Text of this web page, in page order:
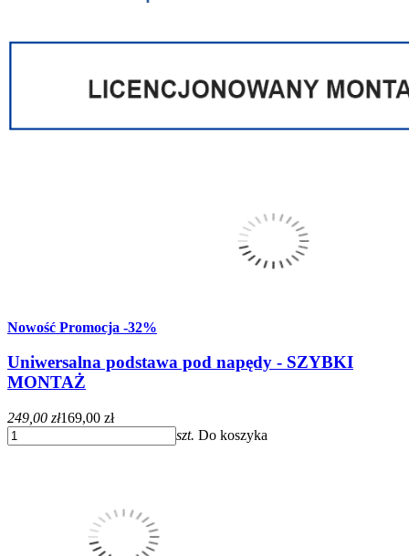
Nowość Promocja -32%
Uniwersalna podstawa pod napędy - SZYBKI
MONTAŻ
249,00 zł169,00 zł
szt. Do koszyka